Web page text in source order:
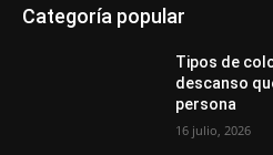
Categoría popular
Tipos de
descanso
persona
16 julio, 2026